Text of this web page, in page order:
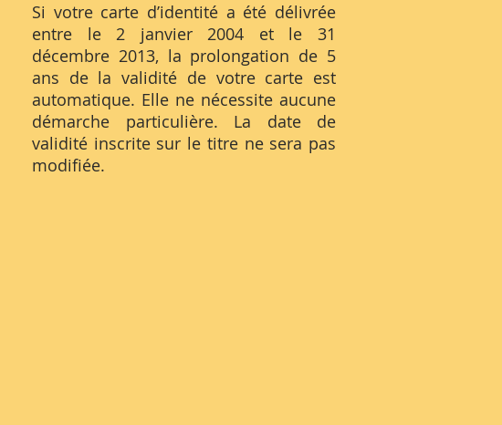
Si votre carte d’identité a été délivrée
entre le 2 janvier 2004 et le 31
décembre 2013, la prolongation de 5
ans de la validité de votre carte est
automatique. Elle ne nécessite aucune
démarche particulière. La date de
validité inscrite sur le titre ne sera pas
modifiée.